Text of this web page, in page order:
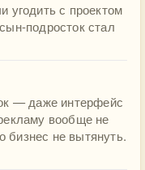
угодить с проектом
подросток стал
— даже интерфейс
вообще не
бизнес не вытянуть.